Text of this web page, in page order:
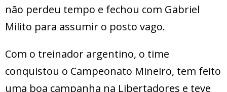
não perdeu tempo e fechou com Gabriel
Milito para assumir o posto vago.
Com o treinador argentino, o time
conquistou o Campeonato Mineiro, tem feito
uma boa campanha na Libertadores e teve